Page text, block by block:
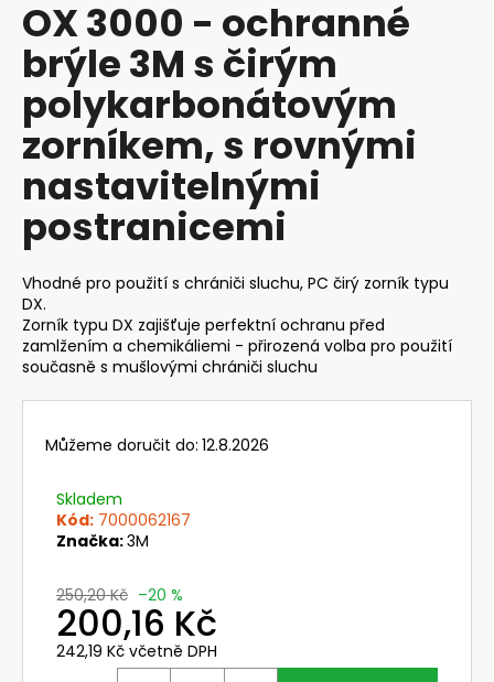
produktu
je
0,0
5
hvězdiček.
OX 3000 - ochranné
brýle 3M s čirým
polykarbonátovým
zorníkem, s rovnými
nastavitelnými
postranicemi
Vhodné pro použití s chrániči sluchu, PC čirý zorník typu
DX.
Zorník typu DX zajišťuje perfektní ochranu před
zamlžením a chemikáliemi - přirozená volba pro použití
současně s mušlovými chrániči sluchu
Můžeme doručit do: 12.8.2026
Skladem
Kód: 7000062167
Značka:3M
250,20 Kč –20 %
200,16 Kč
242,19 Kč včetně DPH
a
j
í
t
?
D
o
p